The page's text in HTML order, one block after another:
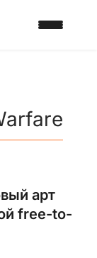
арт
free-to-